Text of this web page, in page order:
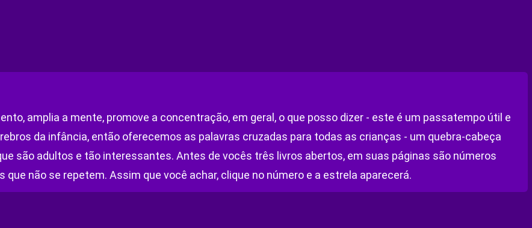
amplia a mente, promove a concentração, em geral, o que posso dizer - este é um passatempo útil e
da infância, então oferecemos as palavras cruzadas para todas as crianças - um quebra-cabeça
são adultos e tão interessantes. Antes de vocês três livros abertos, em suas páginas são números
não se repetem. Assim que você achar, clique no número e a estrela aparecerá.